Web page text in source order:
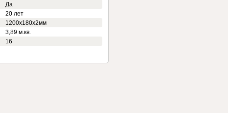
Да
20 лет
1200х180х2мм
3,89 м.кв.
16